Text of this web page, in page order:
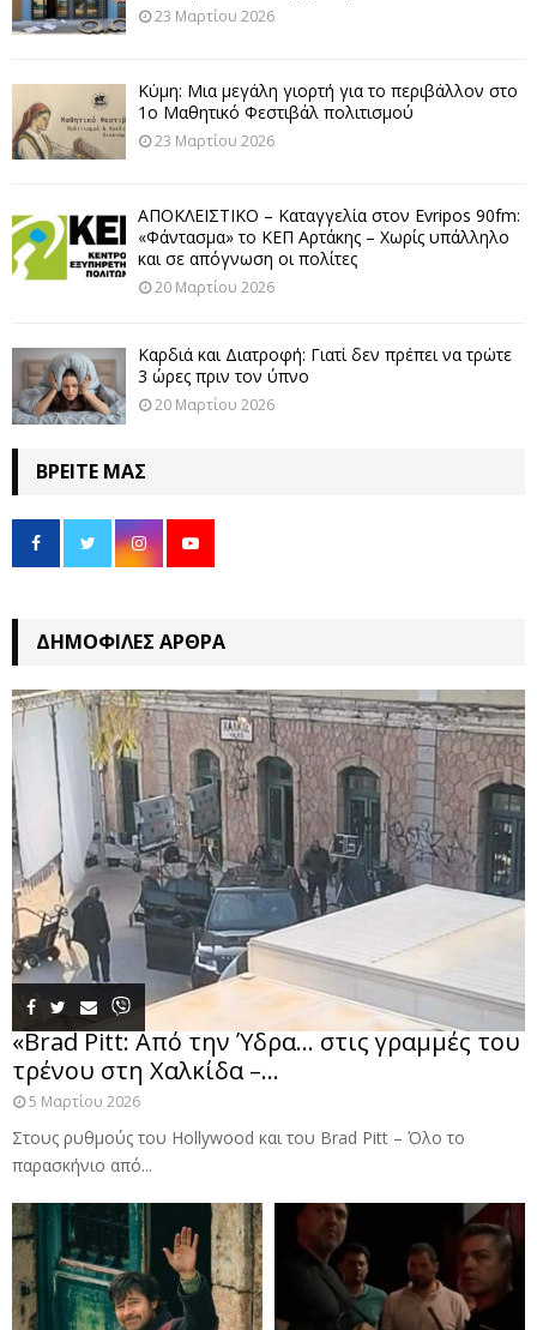
23 Μαρτίου 2026
Κύμη: Μια μεγάλη γιορτή για το περιβάλλον στο
1ο Μαθητικό Φεστιβάλ πολιτισμού
23 Μαρτίου 2026
ΑΠΟΚΛΕΙΣΤΙΚΟ – Καταγγελία στον Evripos 90fm:
«Φάντασμα» το ΚΕΠ Αρτάκης – Χωρίς υπάλληλο
και σε απόγνωση οι πολίτες
20 Μαρτίου 2026
Καρδιά και Διατροφή: Γιατί δεν πρέπει να τρώτε
3 ώρες πριν τον ύπνο
20 Μαρτίου 2026
ΒΡΕΊΤΕ ΜΑΣ
ΔΗΜΟΦΙΛΈΣ ΆΡΘΡΑ
«Brad Pitt: Από την Ύδρα… στις γραμμές του
τρένου στη Χαλκίδα –...
5 Μαρτίου 2026
Στους ρυθμούς του Hollywood και του Brad Pitt – Όλο το
παρασκήνιο από...